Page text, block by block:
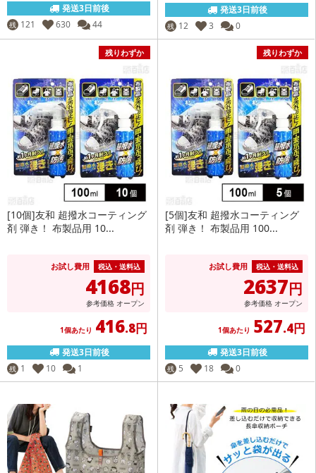
発送3日前後
残 121 630 44
発送3日前後
残 12 3 0
残りわずか
[10個]友和 超撥水コーティング
剤 弾き！ 布製品用 10...
お試し費用 税込・送料込
4168円
参考価格 オープン
1個あたり 416.8円
発送3日前後
残 1 10 1
残りわずか
[5個]友和 超撥水コーティング
剤 弾き！ 布製品用 100...
お試し費用 税込・送料込
2637円
参考価格 オープン
1個あたり 527.4円
発送3日前後
残 5 18 0